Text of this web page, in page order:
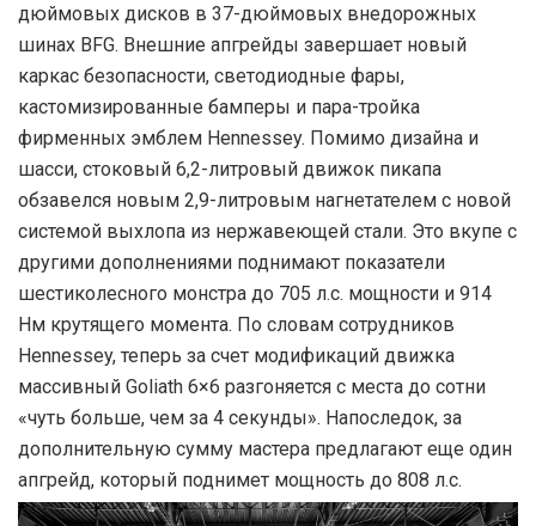
дюймовых дисков в 37-дюймовых внедорожных
шинах BFG. Внешние апгрейды завершает новый
каркас безопасности, светодиодные фары,
кастомизированные бамперы и пара-тройка
фирменных эмблем Hennessey. Помимо дизайна и
шасси, стоковый 6,2-литровый движок пикапа
обзавелся новым 2,9-литровым нагнетателем с новой
системой выхлопа из нержавеющей стали. Это вкупе с
другими дополнениями поднимают показатели
шестиколесного монстра до 705 л.с. мощности и 914
Нм крутящего момента. По словам сотрудников
Hennessey, теперь за счет модификаций движка
массивный Goliath 6×6 разгоняется с места до сотни
«чуть больше, чем за 4 секунды». Напоследок, за
дополнительную сумму мастера предлагают еще один
апгрейд, который поднимет мощность до 808 л.с.